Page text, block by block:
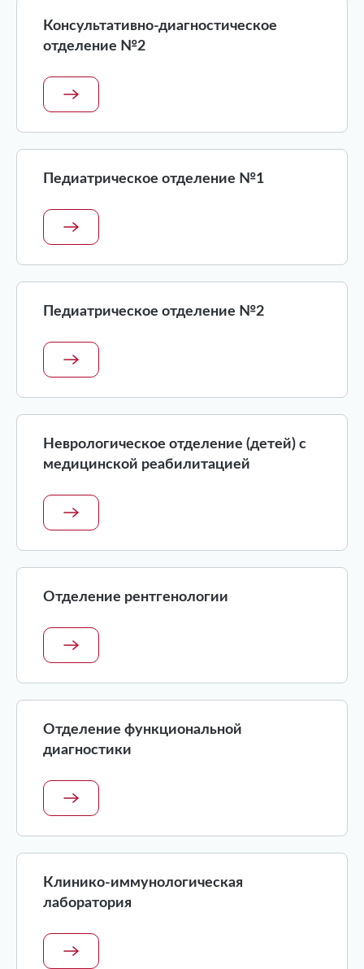
Консультативно-диагностическое
отделение №2
Педиатрическое отделение №1
Педиатрическое отделение №2
Неврологическое отделение (детей) с
медицинской реабилитацией
Отделение рентгенологии
Отделение функциональной
диагностики
Клинико-иммунологическая
лаборатория